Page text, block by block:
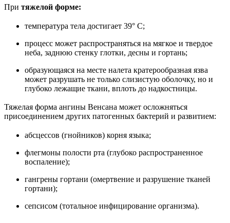
При тяжелой форме:
температура тела достигает 39° С;
процесс может распространяться на мягкое и твердое
неба, заднюю стенку глотки, десны и гортань;
образующаяся на месте налета кратерообразная язва
может разрушать не только слизистую оболочку, но и
глубоко лежащие ткани, вплоть до надкостницы.
Тяжелая форма ангины Венсана может осложняться
присоединением других патогенных бактерий и развитием:
абсцессов (гнойников) корня языка;
флегмоны полости рта (глубоко распространенное
воспаление);
гангрены гортани (омертвение и разрушение тканей
гортани);
сепсисом (тотальное инфицирование организма).